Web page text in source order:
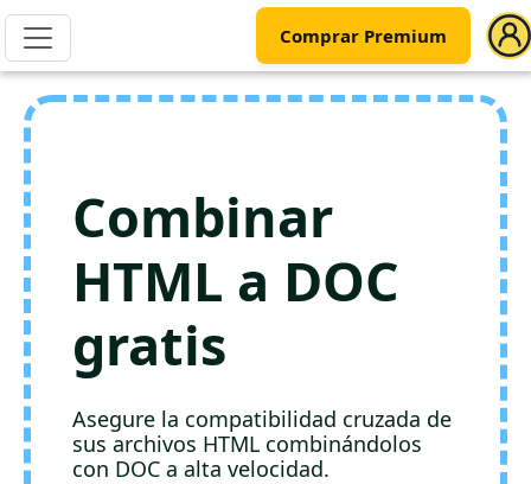
Comprar Premium
Combinar
HTML a DOC
gratis
Asegure la compatibilidad cruzada de
sus archivos HTML combinándolos
con DOC a alta velocidad.